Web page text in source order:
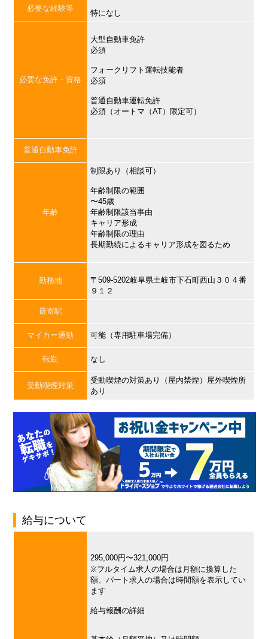
必要な経験等
特になし
必要な免許・資格
大型自動車免許
必須
フォークリフト運転技能者
必須
普通自動車運転免許
必須（オートマ（AT）限定可）
普通自動車免許
年齢
制限あり（相談可）
年齢制限の範囲
〜45歳
年齢制限該当事由
キャリア形成
年齢制限の理由
長期勤続によるキャリア形成を図るため
勤務地
〒509-5202岐阜県土岐市下石町西山３０４番
９１２
最寄駅
マイカー通勤 可能（専用駐車場完備）
転勤 なし
受動喫煙対策
受動喫煙の対策あり（屋内禁煙）屋外喫煙所
あり
給与について
295,000円〜321,000円
※フルタイム求人の場合は月額に換算した
額、パート求人の場合は時間額を表示してい
ます
給与報酬の詳細